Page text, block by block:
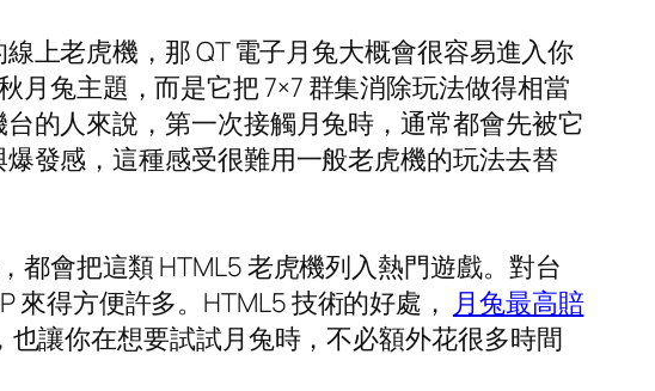
上老虎機，那 QT 電子月兔大概會很容易進入你
月兔主題，而是它把 7×7 群集消除玩法做得相當
的人來說，第一次接觸月兔時，通常都會先被它
發感，這種感受很難用一般老虎機的玩法去替
都會把這類 HTML5 老虎機列入熱門遊戲。對台
得方便許多。HTML5 技術的好處， 月兔最高賠
讓你在想要試試月兔時，不必額外花很多時間